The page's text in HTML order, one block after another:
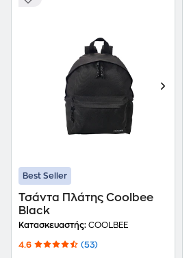
Best Seller
Τσάντα Πλάτης Coolbee
Black
Κατασκευαστής: COOLBEE
4.6 (53)